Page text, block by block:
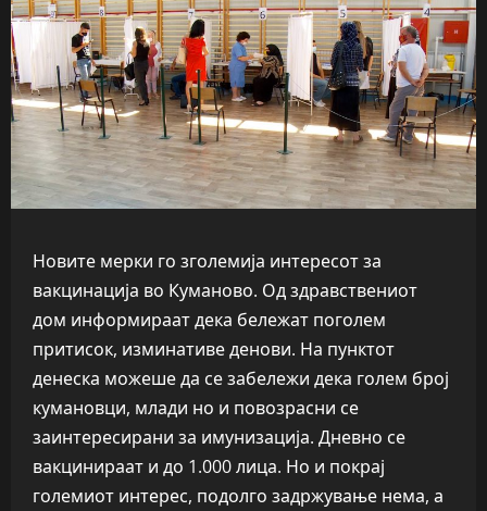
Новите мерки го зголемија интересот за
вакцинација во Куманово. Од здравствениот
дом информираат дека бележат поголем
притисок, изминативе денови. На пунктот
денеска можеше да се забележи дека голем број
кумановци, млади но и повозрасни се
заинтересирани за имунизација. Дневно се
вакцинираат и до 1.000 лица. Но и покрај
големиот интерес, подолго задржување нема, а